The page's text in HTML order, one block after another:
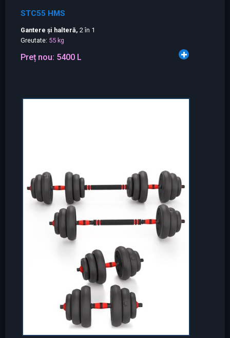
STC55 HMS
Gantere și halteră, 2 în 1
Greutate: 55 kg
Preț nou: 5400 L